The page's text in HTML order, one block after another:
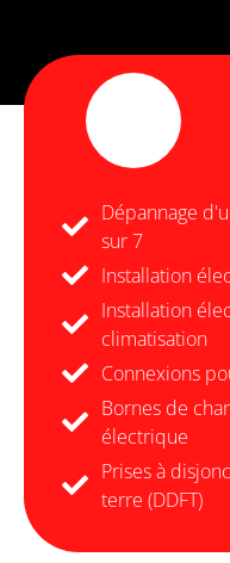
Dépannage
sur 7
Installation
Installation
climatisation
Connexions
Bornes de
électrique
Prises à
terre (DDFT)